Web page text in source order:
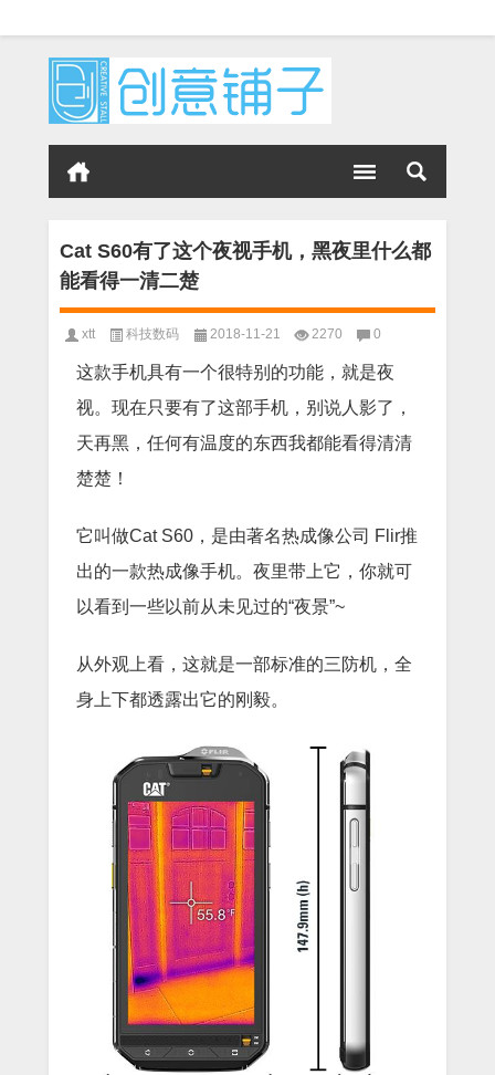
Cat S60有了这个夜视手机，黑夜里什么都
能看得一清二楚
xtt 科技数码 2018-11-21 2270 0
这款手机具有一个很特别的功能，就是夜
视。现在只要有了这部手机，别说人影了，
天再黑，任何有温度的东西我都能看得清清
楚楚！
它叫做Cat S60，是由著名热成像公司 Flir推
出的一款热成像手机。夜里带上它，你就可
以看到一些以前从未见过的“夜景”~
从外观上看，这就是一部标准的三防机，全
身上下都透露出它的刚毅。